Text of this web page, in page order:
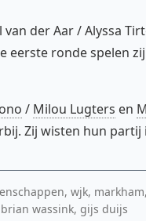
der Aar / Alyssa
eerste ronde spelen
/ Milou Lugters en
Zij wisten hun
wjk,
wassink, gijs duijs